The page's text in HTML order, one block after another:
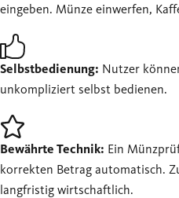
eingeben. Münze einwerfen,
Selbstbedienung: Nutzer
unkompliziert selbst bedienen.
Bewährte Technik: Ein
korrekten Betrag automatisch.
langfristig wirtschaftlich.